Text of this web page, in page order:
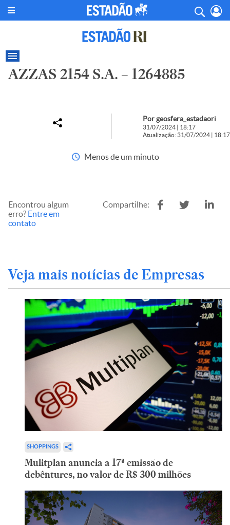
AZZAS 2154 S.A. – 1264885
Por geosfera_estadaori
31/07/2024 | 18:17
Atualização: 31/07/2024 | 18:17
Menos de um minuto
Encontrou algum
erro? Entre em
contato
Compartilhe:
Veja mais notícias de Empresas
SHOPPINGS
Mulitplan anuncia a 17ª emissão de
debêntures, no valor de R$ 300 milhões